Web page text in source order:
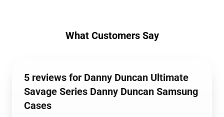
What Customers Say
5 reviews for Danny Duncan Ultimate
Savage Series Danny Duncan Samsung
Cases